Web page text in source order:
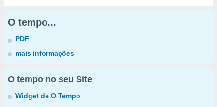
O tempo...
PDF
mais informações
O tempo no seu Site
Widget de O Tempo